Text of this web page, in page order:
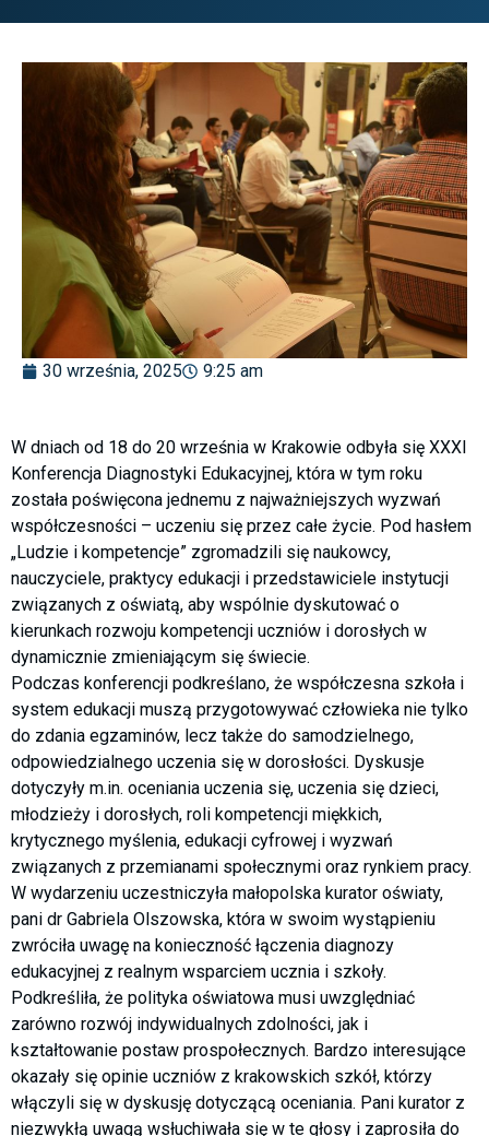
30 września, 2025 9:25 am
W dniach od 18 do 20 września w Krakowie odbyła się XXXI
Konferencja Diagnostyki Edukacyjnej, która w tym roku
została poświęcona jednemu z najważniejszych wyzwań
współczesności – uczeniu się przez całe życie. Pod hasłem
„Ludzie i kompetencje” zgromadzili się naukowcy,
nauczyciele, praktycy edukacji i przedstawiciele instytucji
związanych z oświatą, aby wspólnie dyskutować o
kierunkach rozwoju kompetencji uczniów i dorosłych w
dynamicznie zmieniającym się świecie.
Podczas konferencji podkreślano, że współczesna szkoła i
system edukacji muszą przygotowywać człowieka nie tylko
do zdania egzaminów, lecz także do samodzielnego,
odpowiedzialnego uczenia się w dorosłości. Dyskusje
dotyczyły m.in. oceniania uczenia się, uczenia się dzieci,
młodzieży i dorosłych, roli kompetencji miękkich,
krytycznego myślenia, edukacji cyfrowej i wyzwań
związanych z przemianami społecznymi oraz rynkiem pracy.
W wydarzeniu uczestniczyła małopolska kurator oświaty,
pani dr Gabriela Olszowska, która w swoim wystąpieniu
zwróciła uwagę na konieczność łączenia diagnozy
edukacyjnej z realnym wsparciem ucznia i szkoły.
Podkreśliła, że polityka oświatowa musi uwzględniać
zarówno rozwój indywidualnych zdolności, jak i
kształtowanie postaw prospołecznych. Bardzo interesujące
okazały się opinie uczniów z krakowskich szkół, którzy
włączyli się w dyskusję dotyczącą oceniania. Pani kurator z
niezwykłą uwagą wsłuchiwała się w te głosy i zaprosiła do